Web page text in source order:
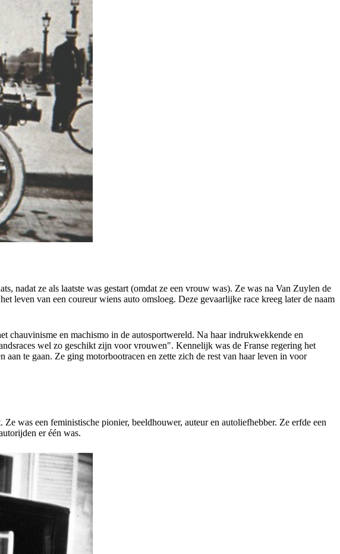
nadat ze als laatste was gestart (omdat ze een vrouw was). Ze was na Van Zuylen de
leven van een coureur wiens auto omsloeg. Deze gevaarlijke race kreeg later de naam
chauvinisme en machismo in de autosportwereld. Na haar indrukwekkende en
wel zo geschikt zijn voor vrouwen". Kennelijk was de Franse regering het
te gaan. Ze ging motorbootracen en zette zich de rest van haar leven in voor
was een feministische pionier, beeldhouwer, auteur en autoliefhebber. Ze erfde een
er één was.